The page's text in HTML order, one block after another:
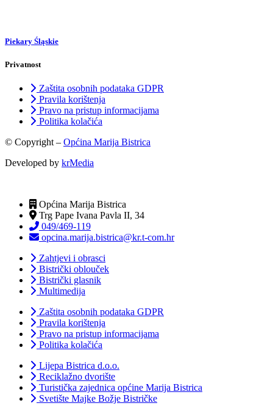
Piekary Śląskie
Privatnost
Zaštita osobnih podataka GDPR
Pravila korištenja
Pravo na pristup informacijama
Politika kolačića
© Copyright – Općina Marija Bistrica
Developed by krMedia
Općina Marija Bistrica
Trg Pape Ivana Pavla II, 34
049/469-119
opcina.marija.bistrica@kr.t-com.hr
Zahtjevi i obrasci
Bistrički oblouček
Bistrički glasnik
Multimedija
Zaštita osobnih podataka GDPR
Pravila korištenja
Pravo na pristup informacijama
Politika kolačića
Lijepa Bistrica d.o.o.
Reciklažno dvorište
Turistička zajednica općine Marija Bistrica
Svetište Majke Božje Bistričke